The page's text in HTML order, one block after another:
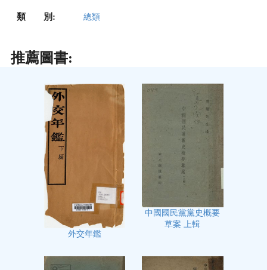
類 別: 總類
推薦圖書:
外交年鑑
中國國民黨黨史概要
草案 上輯